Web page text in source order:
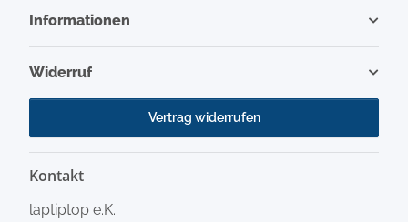
Informationen
Widerruf
Vertrag widerrufen
Kontakt
laptiptop e.K.